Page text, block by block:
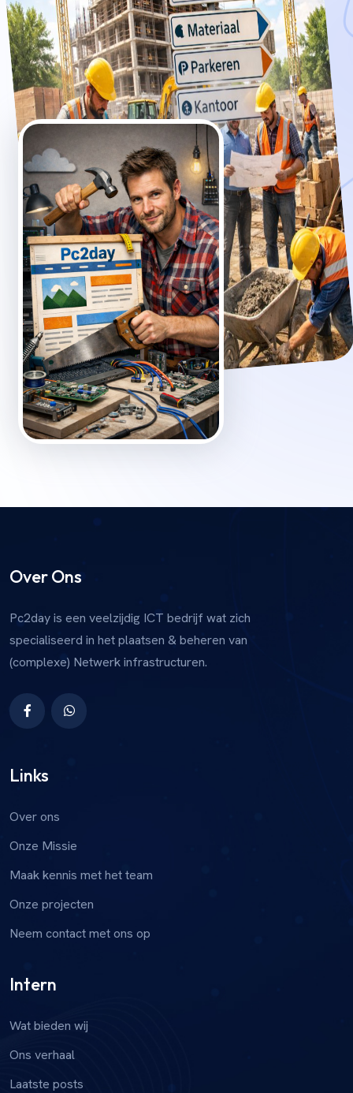
Over Ons
Pc2day is een veelzijdig ICT bedrijf wat zich
specialiseerd in het plaatsen & beheren van
(complexe) Netwerk infrastructuren.
Links
Over ons
Onze Missie
Maak kennis met het team
Onze projecten
Neem contact met ons op
Intern
Wat bieden wij
Ons verhaal
Laatste posts